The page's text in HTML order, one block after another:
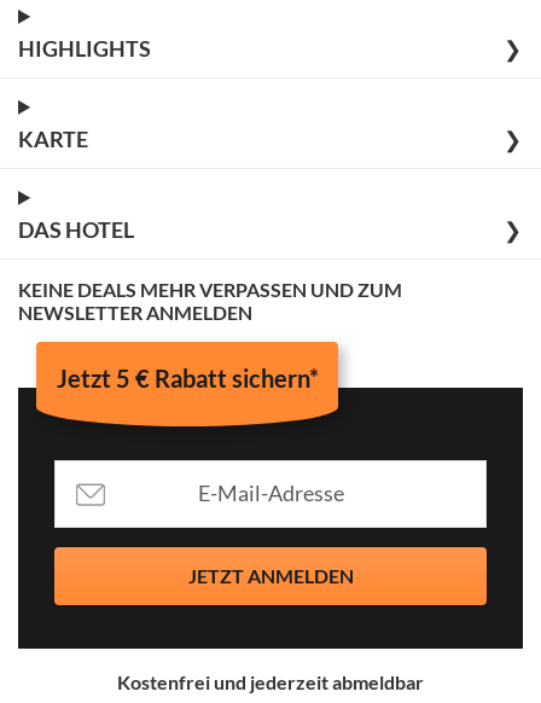
HIGHLIGHTS ❯
KARTE ❯
DAS HOTEL ❯
KEINE DEALS MEHR VERPASSEN UND ZUM
NEWSLETTER ANMELDEN
Jetzt 5 € Rabatt sichern*
JETZT ANMELDEN
Kostenfrei und jederzeit abmeldbar